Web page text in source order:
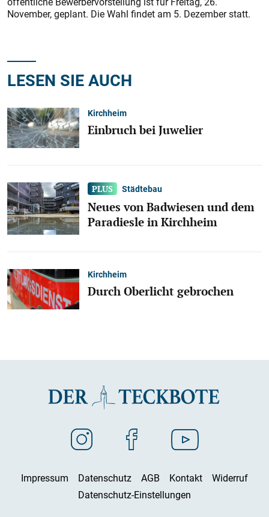
November, geplant. Die Wahl findet am 5. Dezember statt.
LESEN SIE AUCH
Kirchheim
Einbruch bei Juwelier
Städtebau
Neues von Badwiesen und dem
Paradiesle in Kirchheim
Kirchheim
Durch Oberlicht gebrochen
Impressum Datenschutz AGB Kontakt
Widerruf
Datenschutz-Einstellungen